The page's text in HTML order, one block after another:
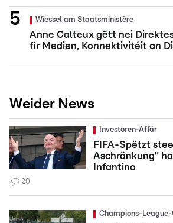
Wiessel am Staatsministère
Anne Calteux gëtt nei
fir Medien, Konnektivitéit an
Weider News
Investoren-Affär
FIFA-Spëtzt
Aschränkung"
Infantino
20
Champions-